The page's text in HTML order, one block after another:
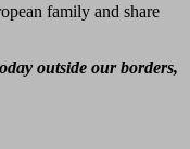
family and share
outside our borders,